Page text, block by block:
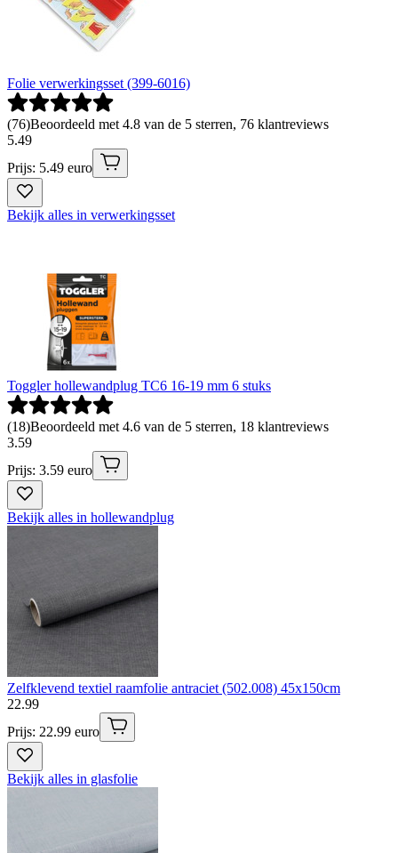
Folie verwerkingsset (399-6016)
(76)Beoordeeld met 4.8 van de 5 sterren, 76 klantreviews
5.49
Prijs: 5.49 euro
Bekijk alles in verwerkingsset
Toggler hollewandplug TC6 16-19 mm 6 stuks
(18)Beoordeeld met 4.6 van de 5 sterren, 18 klantreviews
3.59
Prijs: 3.59 euro
Bekijk alles in hollewandplug
Zelfklevend textiel raamfolie antraciet (502.008) 45x150cm
22.99
Prijs: 22.99 euro
Bekijk alles in glasfolie